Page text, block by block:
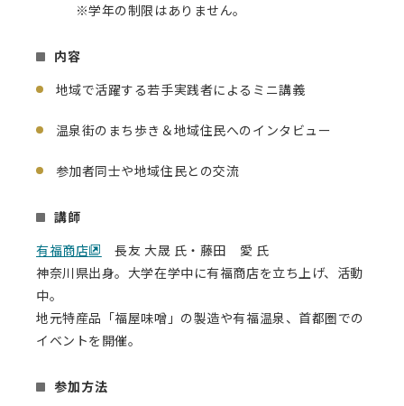
※学年の制限はありません。
内容
地域で活躍する若手実践者によるミニ講義
温泉街のまち歩き＆地域住民へのインタビュー
参加者同士や地域住民との交流
講師
有福商店
長友 大晟 氏・藤田 愛 氏
神奈川県出身。大学在学中に有福商店を立ち上げ、活動
中。
地元特産品「福屋味噌」の製造や有福温泉、首都圏での
イベントを開催。
参加方法